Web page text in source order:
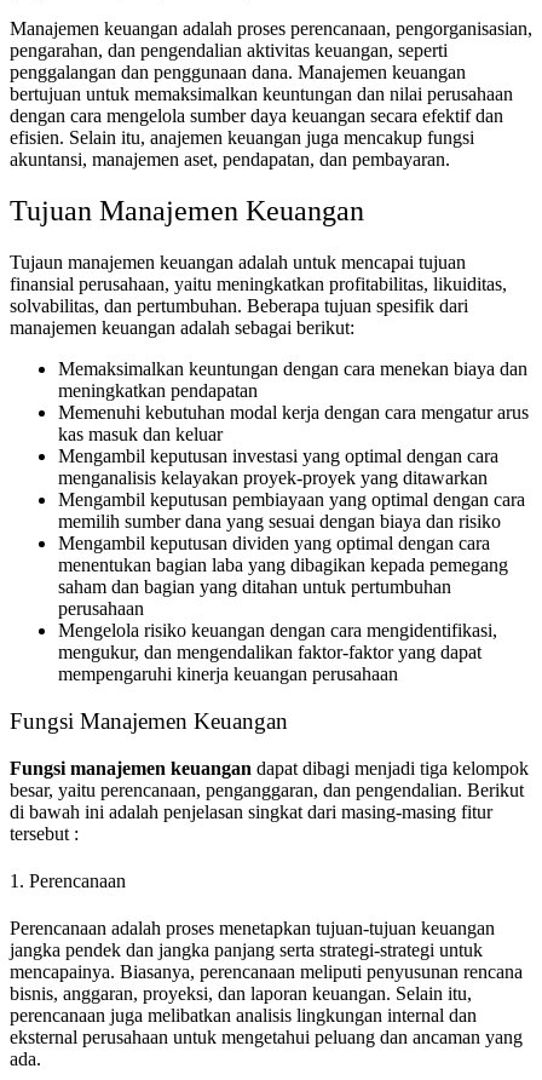
Manajemen keuangan adalah proses perencanaan, pengorganisasian,
pengarahan, dan pengendalian aktivitas keuangan, seperti
penggalangan dan penggunaan dana. Manajemen keuangan
bertujuan untuk memaksimalkan keuntungan dan nilai perusahaan
dengan cara mengelola sumber daya keuangan secara efektif dan
efisien. Selain itu, anajemen keuangan juga mencakup fungsi
akuntansi, manajemen aset, pendapatan, dan pembayaran.
Tujuan Manajemen Keuangan
Tujaun manajemen keuangan adalah untuk mencapai tujuan
finansial perusahaan, yaitu meningkatkan profitabilitas, likuiditas,
solvabilitas, dan pertumbuhan. Beberapa tujuan spesifik dari
manajemen keuangan adalah sebagai berikut:
Memaksimalkan keuntungan dengan cara menekan biaya dan
meningkatkan pendapatan
Memenuhi kebutuhan modal kerja dengan cara mengatur arus
kas masuk dan keluar
Mengambil keputusan investasi yang optimal dengan cara
menganalisis kelayakan proyek-proyek yang ditawarkan
Mengambil keputusan pembiayaan yang optimal dengan cara
memilih sumber dana yang sesuai dengan biaya dan risiko
Mengambil keputusan dividen yang optimal dengan cara
menentukan bagian laba yang dibagikan kepada pemegang
saham dan bagian yang ditahan untuk pertumbuhan
perusahaan
Mengelola risiko keuangan dengan cara mengidentifikasi,
mengukur, dan mengendalikan faktor-faktor yang dapat
mempengaruhi kinerja keuangan perusahaan
Fungsi Manajemen Keuangan
Fungsi manajemen keuangan dapat dibagi menjadi tiga kelompok
besar, yaitu perencanaan, penganggaran, dan pengendalian. Berikut
di bawah ini adalah penjelasan singkat dari masing-masing fitur
tersebut :
1. Perencanaan
Perencanaan adalah proses menetapkan tujuan-tujuan keuangan
jangka pendek dan jangka panjang serta strategi-strategi untuk
mencapainya. Biasanya, perencanaan meliputi penyusunan rencana
bisnis, anggaran, proyeksi, dan laporan keuangan. Selain itu,
perencanaan juga melibatkan analisis lingkungan internal dan
eksternal perusahaan untuk mengetahui peluang dan ancaman yang
ada.